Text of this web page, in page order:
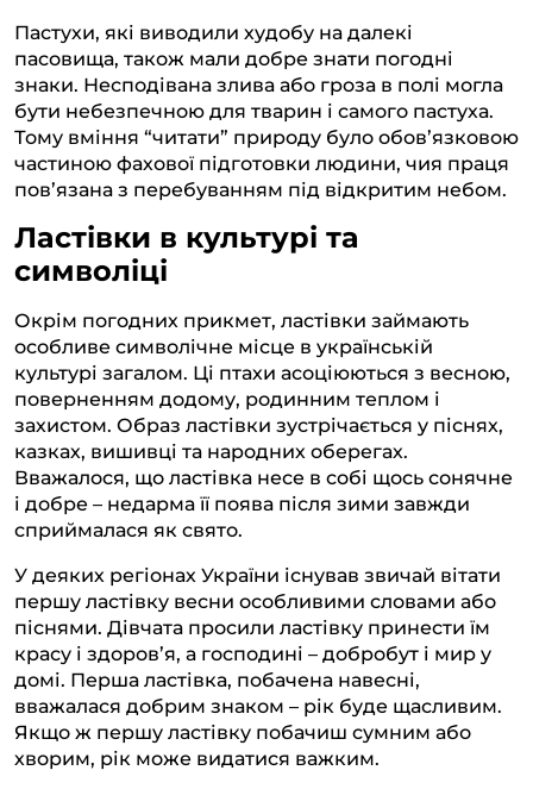
Пастухи, які виводили худобу на далекі
пасовища, також мали добре знати погодні
знаки. Несподівана злива або гроза в полі могла
бути небезпечною для тварин і самого пастуха.
Тому вміння “читати” природу було обов’язковою
частиною фахової підготовки людини, чия праця
пов’язана з перебуванням під відкритим небом.
Ластівки в культурі та
символіці
Окрім погодних прикмет, ластівки займають
особливе символічне місце в українській
культурі загалом. Ці птахи асоціюються з весною,
поверненням додому, родинним теплом і
захистом. Образ ластівки зустрічається у піснях,
казках, вишивці та народних оберегах.
Вважалося, що ластівка несе в собі щось сонячне
і добре – недарма її поява після зими завжди
сприймалася як свято.
У деяких регіонах України існував звичай вітати
першу ластівку весни особливими словами або
піснями. Дівчата просили ластівку принести їм
красу і здоров’я, а господині – добробут і мир у
домі. Перша ластівка, побачена навесні,
вважалася добрим знаком – рік буде щасливим.
Якщо ж першу ластівку побачиш сумним або
хворим, рік може видатися важким.